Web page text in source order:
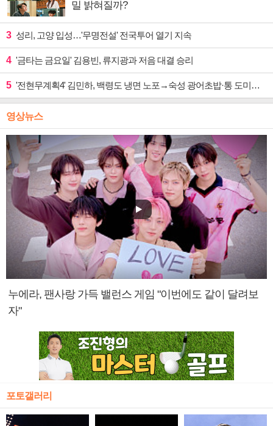
밀 밝혀질까?
3 성리, 고양 입성…'무명전설' 전국투어 열기 지속
4 '금타는 금요일' 김용빈, 류지광과 저음 대결 승리
5 '전현무계획4' 김민하, 백령도 냉면 노포→숙성 광어초밥·통 도미찜 맛집 탐방
영상뉴스
누에라, 팬사랑 가득 밸런스 게임 "이번에도 같이 달려보
자"
포토갤러리